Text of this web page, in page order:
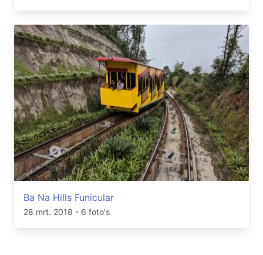
Ba Na Hills Funicular
28 mrt. 2018 - 6 foto's